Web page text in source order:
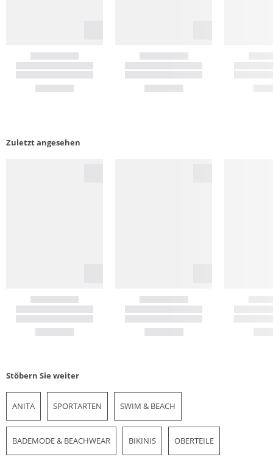
Zuletzt angesehen
Stöbern Sie weiter
ANITA SPORTARTEN SWIM & BEACH
BADEMODE & BEACHWEAR BIKINIS OBERTEILE